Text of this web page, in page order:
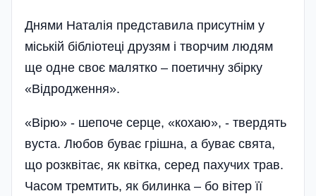
Днями Наталія представила присутнім у
міській бібліотеці друзям і творчим людям
ще одне своє малятко – поетичну збірку
«Відродження».
«Вірю» - шепоче серце, «кохаю», - твердять
вуста. Любов буває грішна, а буває свята,
що розквітає, як квітка, серед пахучих трав.
Часом тремтить, як билинка – бо вітер її